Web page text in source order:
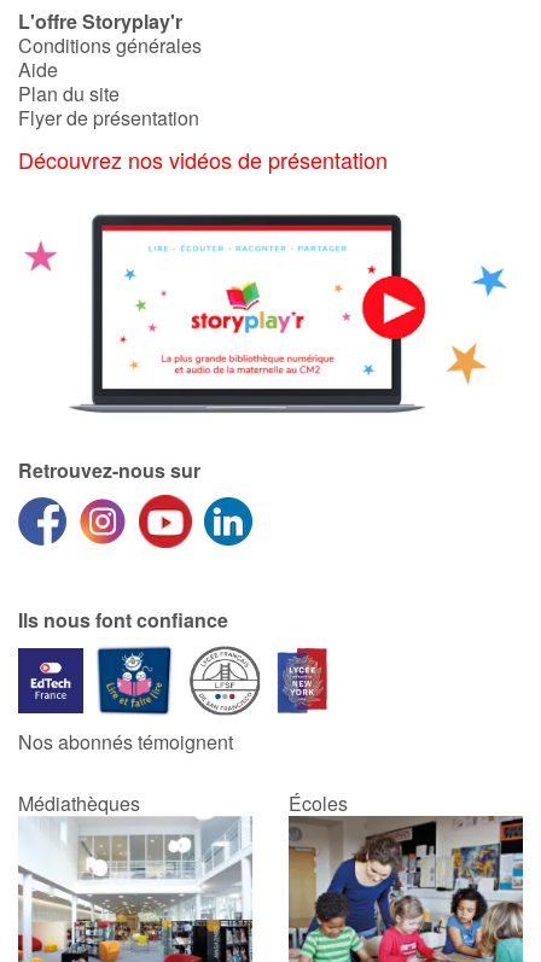
L'offre Storyplay'r
Conditions générales
Aide
Plan du site
Flyer de présentation
Découvrez nos vidéos de présentation
Retrouvez-nous sur
Ils nous font confiance
Nos abonnés témoignent
Médiathèques Écoles